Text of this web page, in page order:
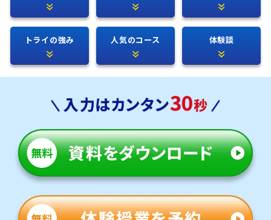
トライの強み 人気のコース 体験談